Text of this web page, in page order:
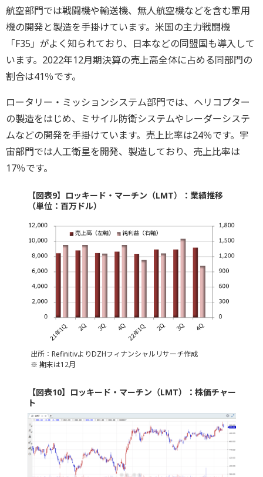
航空部門では戦闘機や輸送機、無人航空機などを含む軍用
機の開発と製造を手掛けています。米国の主力戦闘機
「F35」がよく知られており、日本などの同盟国も導入して
います。2022年12月期決算の売上高全体に占める同部門の
割合は41％です。
ロータリー・ミッションシステム部門では、ヘリコプター
の製造をはじめ、ミサイル防衛システムやレーダーシステ
ムなどの開発を手掛けています。売上比率は24％です。宇
宙部門では人工衛星を開発、製造しており、売上比率は
17％です。
【図表9】ロッキード・マーチン（LMT）：業績推移
（単位：百万ドル）
出所：RefinitivよりDZHフィナンシャルリサーチ作成
※ 期末は12月
【図表10】ロッキード・マーチン（LMT）：株価チャー
ト